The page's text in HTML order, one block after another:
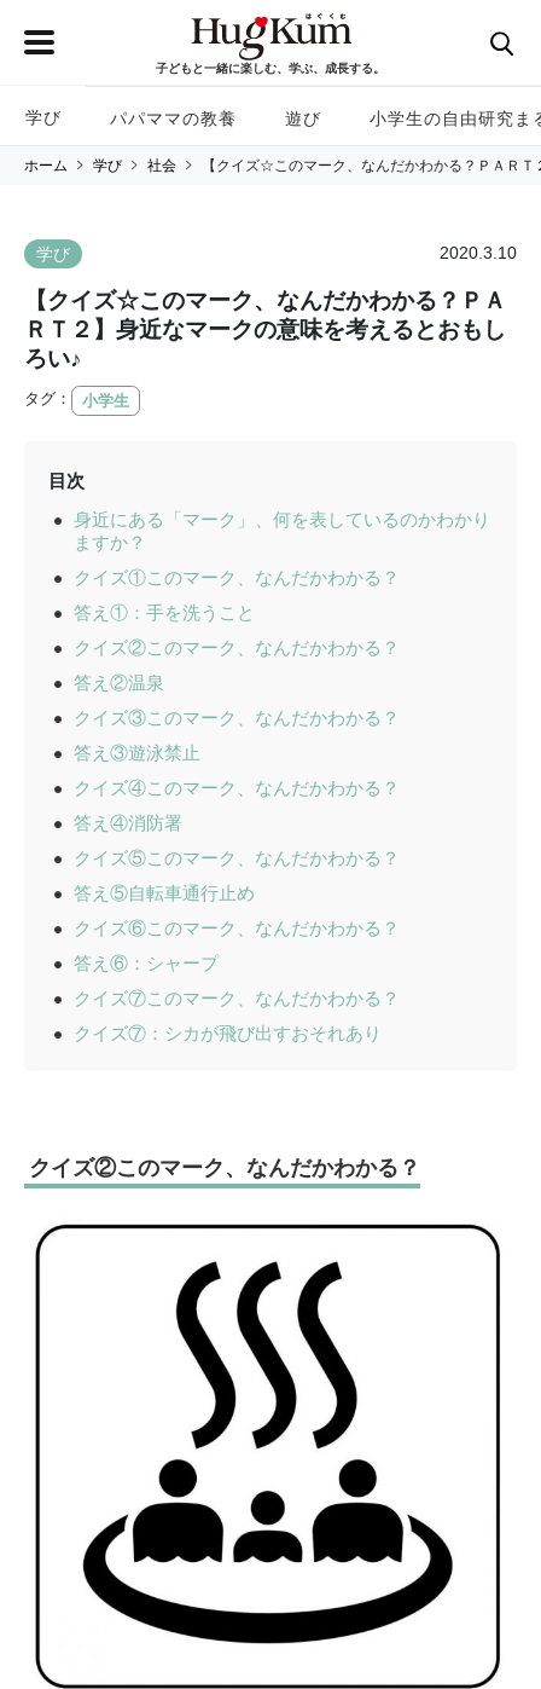
子どもと一緒に楽しむ、学ぶ、成長する。
学び パパママの教養 遊び 小学生の自由研究ま
ホーム 学び 社会 【クイズ☆このマーク、なんだかわかる？ＰＡＲ
学び 2020.3.10
【クイズ☆このマーク、なんだかわかる？ＰＡ
ＲＴ２】身近なマークの意味を考えるとおもし
ろい♪
タグ： 小学生
目次
身近にある「マーク」、何を表しているのかわかり
ますか？
クイズ①このマーク、なんだかわかる？
答え①：手を洗うこと
クイズ②このマーク、なんだかわかる？
答え②温泉
クイズ③このマーク、なんだかわかる？
答え③遊泳禁止
クイズ④このマーク、なんだかわかる？
答え④消防署
クイズ⑤このマーク、なんだかわかる？
答え⑤自転車通行止め
クイズ⑥このマーク、なんだかわかる？
答え⑥：シャープ
クイズ⑦このマーク、なんだかわかる？
クイズ⑦：シカが飛び出すおそれあり
クイズ②このマーク、なんだかわかる？